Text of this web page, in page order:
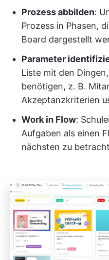
Prozess abbilden:
Prozess in Phasen,
Board dargestellt
Parameter
Liste mit den
benötigen, z. B.
Akzeptanzkriterien
Work in Flow:
Aufgaben als einen
nächsten zu